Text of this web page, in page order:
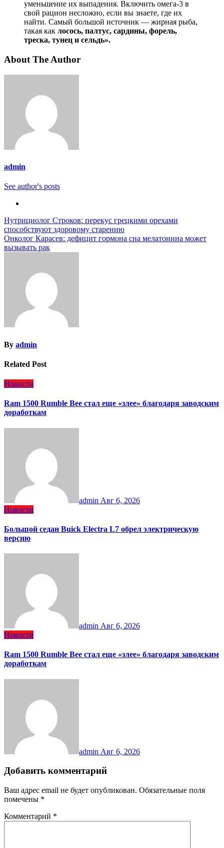
уменьшение их выпадения. Включить омега-3 в
свой рацион несложно, если вы знаете, где их
найти. Самый большой источник — жирная рыба,
такая как лосось, палтус, сардины, форель,
треска, тунец и сельдь».
About The Author
admin
See author's posts
Навигация
по
записям
Нутрициолог Строков: перекус грецкими орехами
способствуют здоровому старению
Онколог Карасев: дефицит гормона сна мелатонина может
вызывать рак
By admin
Related Post
Новости
Ram 1500 Rumble Bee стал еще «злее» благодаря заводским
доработкам
admin Авг 6, 2026
Новости
Большой седан Buick Electra L7 обрел электрическую
версию
admin Авг 6, 2026
Новости
Ram 1500 Rumble Bee стал еще «злее» благодаря заводским
доработкам
admin Авг 6, 2026
Добавить комментарий
Ваш адрес email не будет опубликован. Обязательные поля
помечены *
Комментарий *